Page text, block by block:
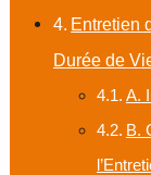
Entretien
Durée de
A.
B.